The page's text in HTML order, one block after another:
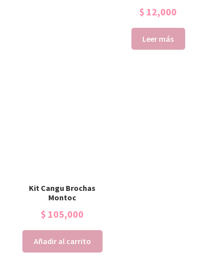
$ 12,000
Leer más
Kit Cangu Brochas
Montoc
$ 105,000
Añadir al carrito